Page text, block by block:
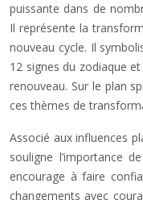
puissante dans de
Il représente la
nouveau cycle. Il
12 signes du zodiaque
renouveau. Sur le plan
ces thèmes de
Associé aux influences
souligne l’importance
encourage à faire
changements avec